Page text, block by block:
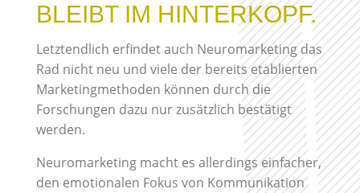
BLEIBT IM HINTERKOPF.
Letztendlich erfindet auch Neuromarketing das
Rad nicht neu und viele der bereits etablierten
Marketingmethoden können durch die
Forschungen dazu nur zusätzlich bestätigt
werden.
Neuromarketing macht es allerdings einfacher,
den emotionalen Fokus von Kommunikation